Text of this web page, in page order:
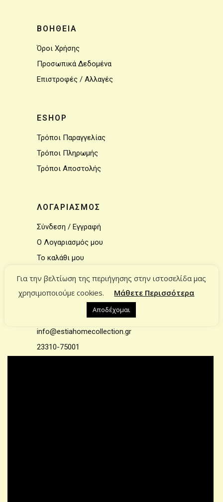
ΒΟΗΘΕΙΑ
Όροι Χρήσης
Προσωπικά Δεδομένα
Επιστροφές / Αλλαγές
ESHOP
Τρόποι Παραγγελίας
Τρόποι Πληρωμής
Τρόποι Αποστολής
ΛΟΓΑΡΙΑΣΜΟΣ
Σύνδεση / Εγγραφή
Ο Λογαριασμός μου
Το καλάθι μου
ΕΠΙΚΟΙΝΩΝΙΑ
info@estiahomecollection.gr
23310-75001
Για την βελτίωση της περιήγησης στην ιστοσελίδα μας
χρησιμοποιούμε cookies.
Μάθετε Περισσότερα
Αποδέχομαι